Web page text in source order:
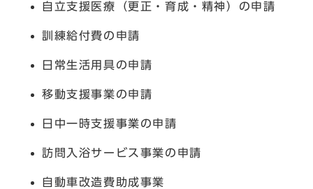
自立支援医療（更正・育成・精神）の申請
訓練給付費の申請
日常生活用具の申請
移動支援事業の申請
日中一時支援事業の申請
訪問入浴サービス事業の申請
自動車改造費助成事業